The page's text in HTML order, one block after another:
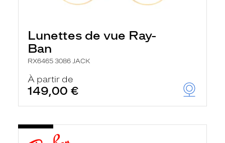
Lunettes de vue Ray-
Ban
RX6465 3086 JACK
À partir de
149,00 €